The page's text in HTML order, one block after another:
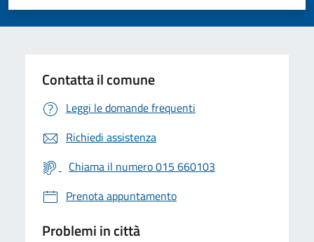
Valuta 5 stelle su 5
Valuta 4 stelle su 5
Valuta 3 stelle su 5
Valuta 2 stelle su 5
Valuta 1 stelle su 5
Contatta il comune
Leggi le domande frequenti
Richiedi assistenza
Chiama il numero 015 660103
Prenota appuntamento
Problemi in città